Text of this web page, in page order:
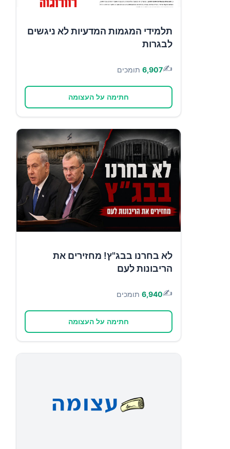
תלמידי המגמות המדעיות לא ניגשים
לבגרות
✍️
6,907 תומכים
חתימה על העצומה
לא בחרנו בבג"ץ! מחזירים את
הריבונות לעם
✍️
6,940 תומכים
חתימה על העצומה